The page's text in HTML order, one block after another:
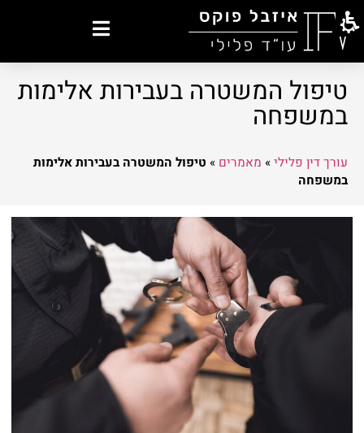
טיפול המשטרה בעבירות אלימות
במשפחה
עורך דין פלילי» מאמרים » טיפול המשטרה בעבירות אלימות
במשפחה